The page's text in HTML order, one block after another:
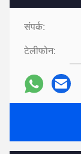
संपर्क:
टेलीफोन: